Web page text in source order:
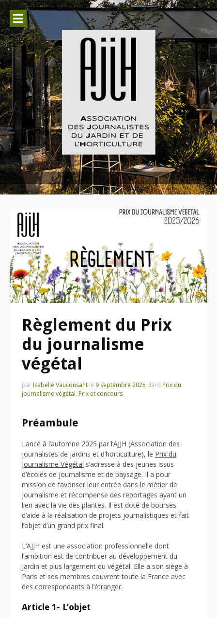
Aller
au
contenu
Association des Journalistes du
Jardin et de l'Horticulture
Règlement du Prix
du journalisme
végétal
parIsabelle Vauconsant le 9 septembre 2025 dansPrix du
journalisme végétal, Prix et concours
Préambule
Lancé à l’automne 2025 par l’AJJH (Association des
journalistes de jardins et d’horticulture), le Prix du
Journalisme Végétal s’adresse à des jeunes issus
d’écoles de journalisme et de paysage. Il a pour
mission de favoriser leur entrée dans le métier de
journalisme et récompense des reportages ayant un
lien avec la vie des plantes. Il est doté de bourses
d’aide à la réalisation de projets journalistiques et fait
l’objet d’un grand prix final.
L’AJJH est une association professionnelle dont
l’ambition est de contribuer au développement du
jardin et plus largement du végétal. Elle a son siège à
Paris et ses membres couvrent toute la France avec
des correspondants à l’étranger.
Article 1- L’objet